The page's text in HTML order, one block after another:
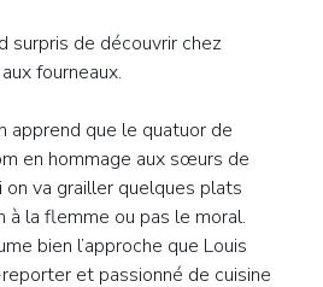
surpris de découvrir chez
fourneaux.
apprend que le quatuor de
en hommage aux sœurs de
on va grailler quelques plats
à la flemme ou pas le moral.
bien l’approche que Louis
et passionné de cuisine